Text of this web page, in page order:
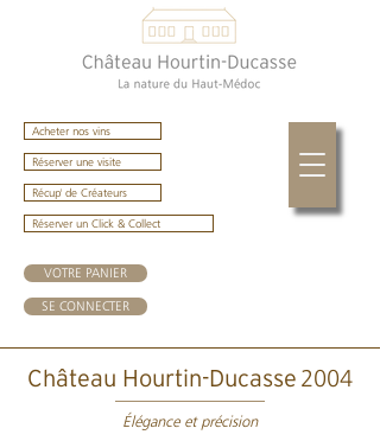
Acheter nos vins
Réserver une visite
Récup' de Créateurs
VOTRE PANIER
Réserver un Click & Collect
SE CONNECTER
Château Hourtin-Ducasse 2004
Élégance et précision